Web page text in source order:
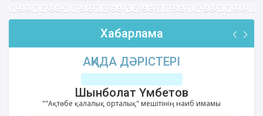
Хабарлама
АҚИДА ДӘРІСТЕРІ
Шынболат Үмбетов
""Ақтөбе қалалық орталық" мешітінің наиб имамы